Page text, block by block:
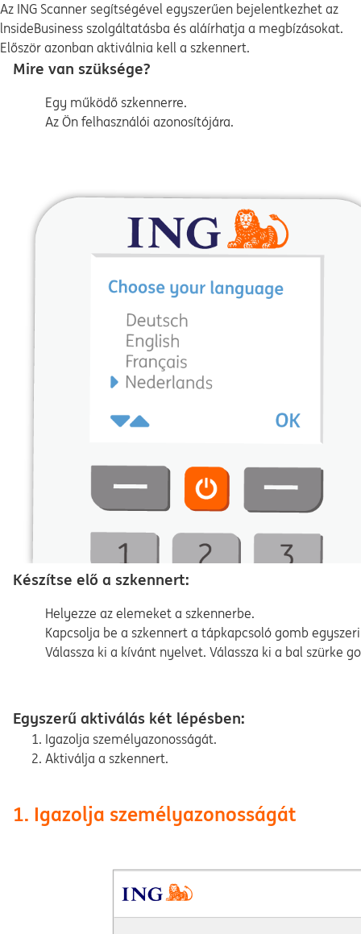
Az ING Scanner segítségével egyszerűen bejelentkezhet az
lnsideBusiness szolgáltatásba és aláírhatja a megbízásokat.
Először azonban aktiválnia kell a szkennert.
Mire van szüksége?
Egy működő szkennerre.
Az Ön felhasználói azonosítójára.
Készítse elő a szkennert:
Helyezze az elemeket a szkennerbe.
Kapcsolja be a szkennert a tápkapcsoló gomb
Válassza ki a kívánt nyelvet. Válassza ki a bal szürke
Egyszerű aktiválás két lépésben:
Igazolja személyazonosságát.
Aktiválja a szkennert.
1. Igazolja személyazonosságát